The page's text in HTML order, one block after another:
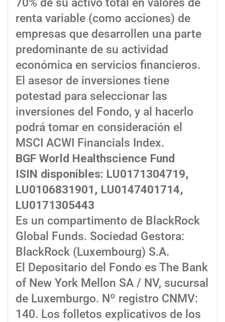
renta variable (como acciones) de
empresas que desarrollen una parte
predominante de su actividad
económica en servicios financieros.
El asesor de inversiones tiene
potestad para seleccionar las
inversiones del Fondo, y al hacerlo
podrá tomar en consideración el
MSCI ACWI Financials Index.
BGF World Healthscience Fund
ISIN disponibles: LU0171304719,
LU0106831901, LU0147401714,
LU0171305443
Es un compartimento de BlackRock
Global Funds. Sociedad Gestora:
BlackRock (Luxembourg) S.A.
El Depositario del Fondo es The Bank
of New York Mellon SA / NV, sucursal
de Luxemburgo. Nº registro CNMV:
140. Los folletos explicativos de los